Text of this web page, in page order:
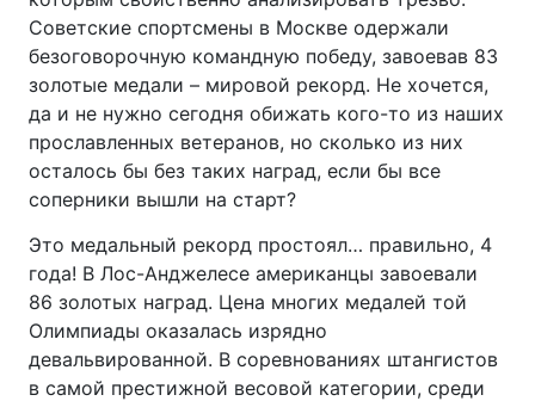
Советские спортсмены в Москве одержали
безоговорочную командную победу, завоевав 83
золотые медали – мировой рекорд. Не хочется,
да и не нужно сегодня обижать кого-то из наших
прославленных ветеранов, но сколько из них
осталось бы без таких наград, если бы все
соперники вышли на старт?
Это медальный рекорд простоял… правильно, 4
года! В Лос-Анджелесе американцы завоевали
86 золотых наград. Цена многих медалей той
Олимпиады оказалась изрядно
девальвированной. В соревнованиях штангистов
в самой престижной весовой категории, среди